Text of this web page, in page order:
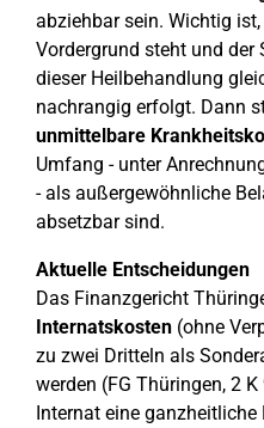
abziehbar sein. Wichtig
Vordergrund steht und
dieser Heilbehandlung
nachrangig erfolgt. Dann
unmittelbare
Umfang - unter
- als außergewöhnliche
absetzbar sind.
Aktuelle Entscheidungen
Das Finanzgericht
Internatskosten (ohne
zu zwei Dritteln als
werden (FG Thüringen, 2
Internat eine ganzheitliche